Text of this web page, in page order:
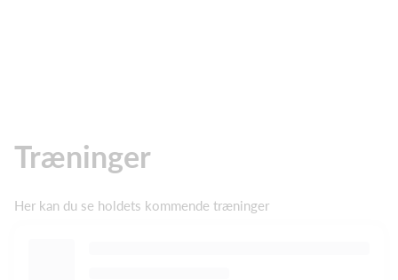
Træninger
Her kan du se holdets kommende træninger